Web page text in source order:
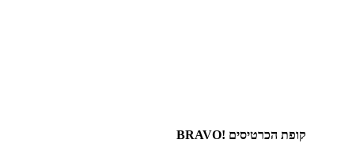
קופת הכרטיסים !BRAVO